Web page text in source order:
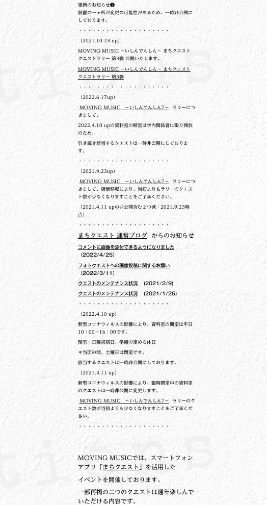
更新のお知らせ❷
設置の一ヶ所が変更の可能性があるため、一時非公開に
しております。
・・・・・・・・・・・・・・・・・・・・
（2021.10.23 up）
MOVING MUSIC ～いしんでんしん～ まちクエスト
クエストラリー 第3弾 公開いたします。
MOVING MUSIC ～いしんでんしん～ まちクエスト
クエストラリー 第3弾
・・・・・・・・・・・・・・・・・・・・
（2022.6.17up）
MOVING MUSIC ～いしんでんしん7～ ラリーにつ
きまして、
2022.4.10 upの資料室の開室は学内関係者に限り開放
のため、
引き続き該当するクエストは一時非公開にしておりま
す。
・・・・・・・・・・・・・・・・・・・・
（2021.9.23up）
MOVING MUSIC ～いしんでんしん7～ ラリーにつ
きまして、店舗移転により、当初よりもラリーのクエス
ト数が少なくなりますことをご了承ください。
（2021.4.11 upの非公開含む２つ減：2021.9.23時
点）
・・・・・・・・・・・・・・・・・・・・
まちクエスト 運営ブログからのお知らせ
コメントに画像を添付できるようになりました
（2022/4/25）
フォトクエストへの画像投稿に関するお願い
（2022/3/11）
クエストのメンテナンス状況(2021/2/9)
クエストのメンテナンス状況(2021/1/25)
・・・・・・・・・・・・・・・・・・・・
（2022.4.10 up）
新型コロナウィルスの影響により、資料室の開室は平日
10：00～16：00です。
閉室：日曜祝祭日、学園の定める休日
＊当面の間、土曜日は閉室です。
該当するクエストは一時非公開にしております。
（2021.4.11 up）
新型コロナウィルスの影響により、臨時閉室中の資料室
のクエストは一時非公開に変更します。
MOVING MUSIC ～いしんでんしん7～ ラリーのク
エスト数が当初よりも少なくなりますことをご了承くだ
さい。
・・・・・・・・・・・・・・・・・・・・
MOVING MUSICでは、スマートフォン
アプリ「
まちクエスト 」を活用した
イベントを開催しております。
一部再掲の二つのクエストは通年楽しんで
いただける内容です。